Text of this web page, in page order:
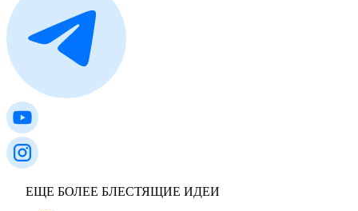
ЕЩЕ БОЛЕЕ БЛЕСТЯЩИЕ ИДЕИ